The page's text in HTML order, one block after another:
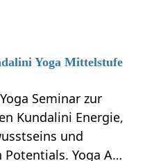
Yoga Mittelstufe
Seminar zur
Kundalini Energie,
und
Yoga A…